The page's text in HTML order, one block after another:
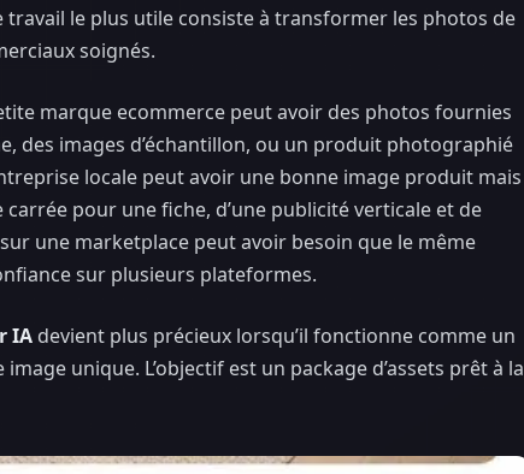
le plus utile consiste à transformer les photos de
soignés.
marque ecommerce peut avoir des photos fournies
des images d’échantillon, ou un produit photographié
locale peut avoir une bonne image produit mais
pour une fiche, d’une publicité verticale et de
une marketplace peut avoir besoin que le même
sur plusieurs plateformes.
IA devient plus précieux lorsqu’il fonctionne comme un
unique. L’objectif est un package d’assets prêt à la